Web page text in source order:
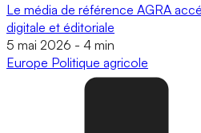
Le média de référence AGRA
digitale et éditoriale
5 mai 2026 - 4 min
Europe Politique agricole